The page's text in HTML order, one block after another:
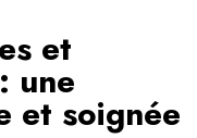
et
une
et soignée